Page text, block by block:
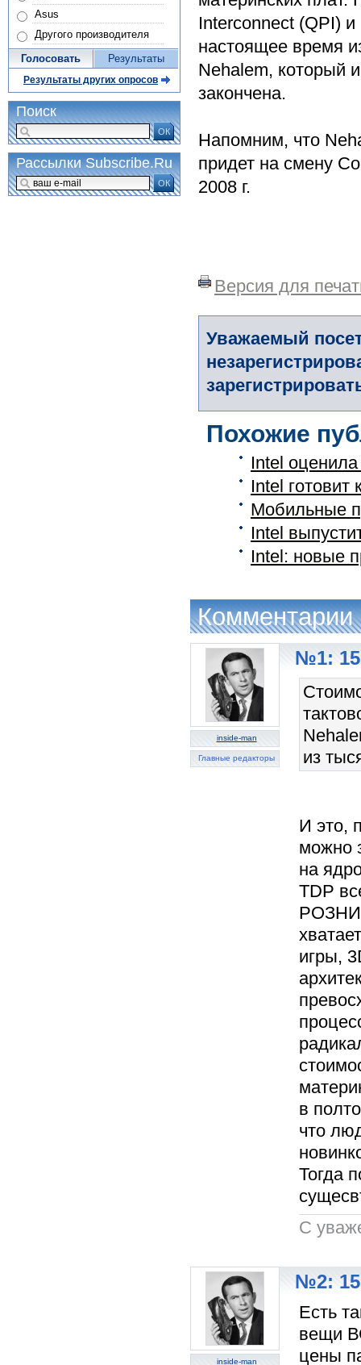
Interconnect (QPI)
настоящее время
Nehalem, который
закончена.
Напомним, что
придет на смену
2008 г.
Версия для
Уважаемый
Похожие
Intel
Intel
Мобильные
Intel
Intel: новые
Комментарии
inside-man
Главные редакторы
№1: 15
из
И это,
можно
на
TDP
игры,
в
что
Тогда
C
inside-man
№2: 15
Есть
вещи
цены
Asus
Другого производителя
Голосовать Результаты
Результаты других опросов
Поиск
ОК
Рассылки Subscribe.Ru
ОК